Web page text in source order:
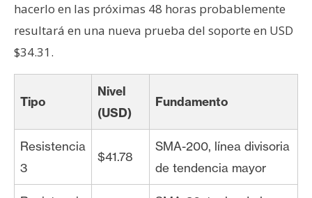
hacerlo en las próximas 48 horas probablemente
resultará en una nueva prueba del soporte en USD
$34.31.
Tipo
Nivel
(USD)
Fundamento
Resistencia
3
$41.78
SMA-200, línea divisoria
de tendencia mayor